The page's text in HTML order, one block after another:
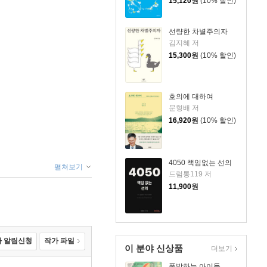
선량한 차별주의자
김지혜 저
15,300원 (10% 할인)
호의에 대하여
문형배 저
16,920원 (10% 할인)
4050 책임없는 선의
드럼통119 저
11,900원
이 분야 신상품 더보기
펼쳐보기
알림신청 작가 파일